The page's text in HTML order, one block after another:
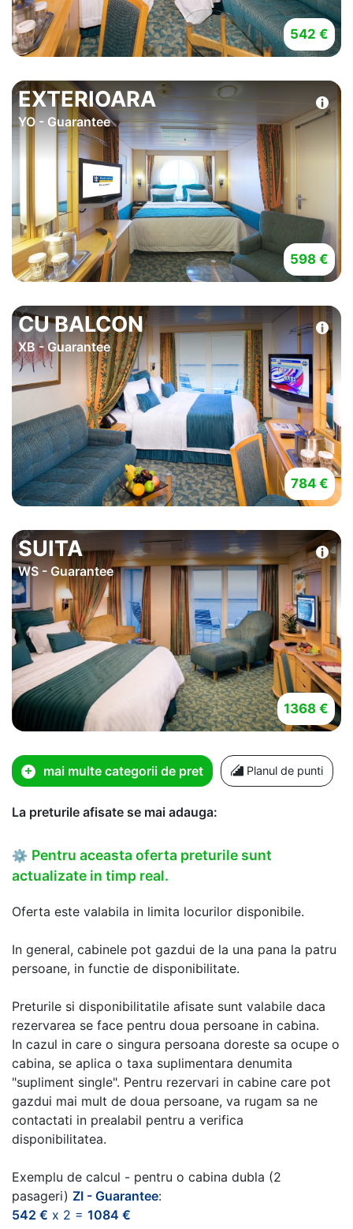
542 €
EXTERIOARA
YO - Guarantee
598 €
CU BALCON
XB - Guarantee
784 €
SUITA
WS - Guarantee
1368 €
mai multe categorii de pret Planul de punti
La preturile afisate se mai adauga:
⚙ Pentru aceasta oferta preturile sunt
actualizate in timp real.
Oferta este valabila in limita locurilor disponibile.
In general, cabinele pot gazdui de la una pana la patru
persoane, in functie de disponibilitate.
Preturile si disponibilitatile afisate sunt valabile daca
rezervarea se face pentru doua persoane in cabina.
In cazul in care o singura persoana doreste sa ocupe o
cabina, se aplica o taxa suplimentara denumita
"supliment single". Pentru rezervari in cabine care pot
gazdui mai mult de doua persoane, va rugam sa ne
contactati in prealabil pentru a verifica
disponibilitatea.
Exemplu de calcul - pentru o cabina dubla (2
pasageri) ZI - Guarantee:
542 € x 2 = 1084 €